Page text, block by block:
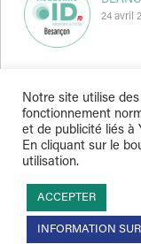
24 avril
Notre site utilise
fonctionnement
et de publicité liés à
En cliquant sur le
utilisation.
ACCEPTER
INFORMATION